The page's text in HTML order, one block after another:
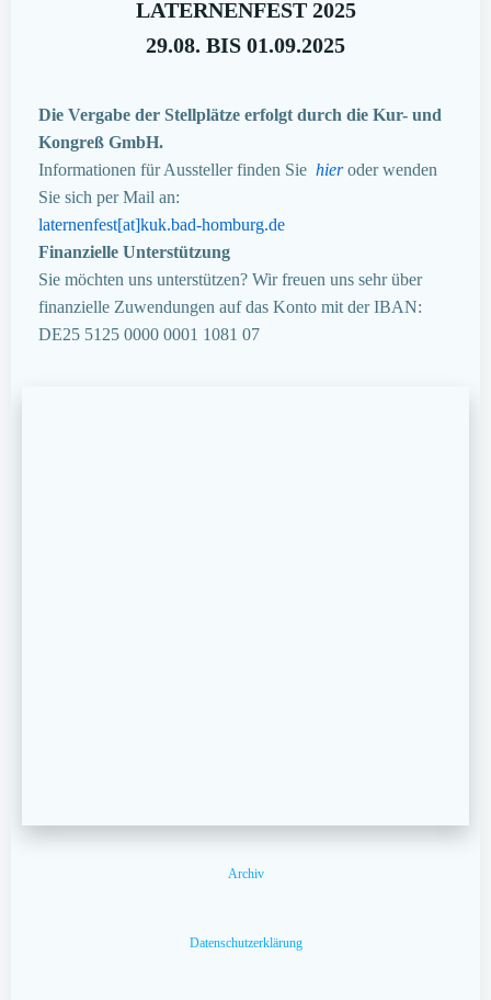
LATERNENFEST 2025
29.08. BIS 01.09.2025
Die Vergabe der Stellplätze erfolgt durch die Kur- und
Kongreß GmbH.
Informationen für Aussteller finden Sie hieroder wenden
Sie sich per Mail an:
laternenfest[at]kuk.bad-homburg.de
Finanzielle Unterstützung
Sie möchten uns unterstützen? Wir freuen uns sehr über
finanzielle Zuwendungen auf das Konto mit der IBAN:
DE25 5125 0000 0001 1081 07
Archiv
Datenschutzerklärung